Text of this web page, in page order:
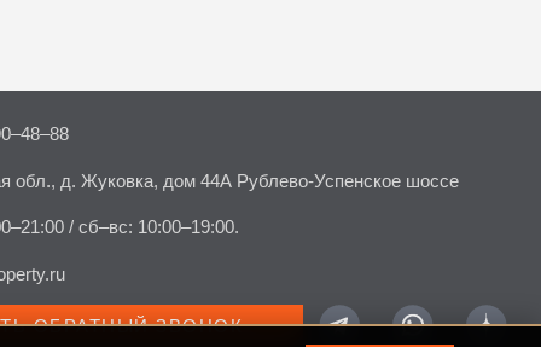
обл., д. Жуковка, дом 44А Рублево-Успенское шоссе
/ сб–вс: 10:00–19:00.
ОБРАТНЫЙ ЗВОНОК